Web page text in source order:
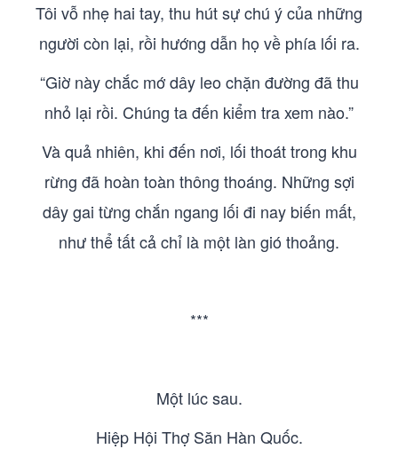
Tôi vỗ nhẹ hai tay, thu hút sự chú ý của những
người còn lại, rồi hướng dẫn họ về phía lối ra.
“Giờ này chắc mớ dây leo chặn đường đã thu
nhỏ lại rồi. Chúng ta đến kiểm tra xem nào.”
Và quả nhiên, khi đến nơi, lối thoát trong khu
rừng đã hoàn toàn thông thoáng. Những sợi
dây gai từng chắn ngang lối đi nay biến mất,
như thể tất cả chỉ là một làn gió thoảng.
***
Một lúc sau.
Hiệp Hội Thợ Săn Hàn Quốc.